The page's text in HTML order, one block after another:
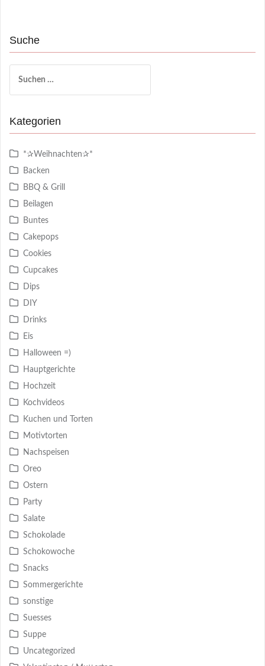
Suche
nach:
Kategorien
*✰Weihnachten✰*
Backen
BBQ & Grill
Beilagen
Buntes
Cakepops
Cookies
Cupcakes
Dips
DIY
Drinks
Eis
Halloween =)
Hauptgerichte
Hochzeit
Kochvideos
Kuchen und Torten
Motivtorten
Nachspeisen
Oreo
Ostern
Party
Salate
Schokolade
Schokowoche
Snacks
Sommergerichte
sonstige
Suesses
Suppe
Uncategorized